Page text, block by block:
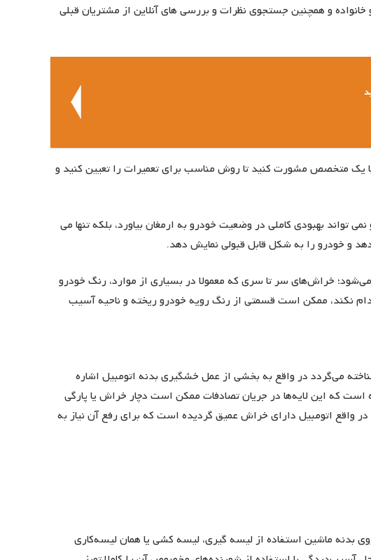
و همچنین جستجوی نظرات و بررسی های آنلاین از مشتریان قبلی
یک متخصص مشورت کنید تا روش مناسب برای تعمیرات را تعیین کنید و
تواند بهبودی کاملی در وضعیت خودرو به ارمغان بیاورد، بلکه تنها می
و خودرو را به شکل قابل قبولی نمایش دهد.
خراش‌های سر تا سری که معمولا در بسیاری از موارد، رنگ خودرو
نکند، ممکن است قسمتی از رنگ رویه خودرو ریخته و ناحیه آسیب
می‌گردد در واقع به بخشی از عمل خشگیری بدنه اتومبیل اشاره
است که این لایه‌ها در جریان تصادفات ممکن است دچار خراش یا پارگی
واقع اتومبیل دارای خراش عمیق گردیده است که برای رفع آن نیاز به
بدنه ماشین استفاده از لیسه گیری، لیسه کشی یا همان لیسه‌کاری